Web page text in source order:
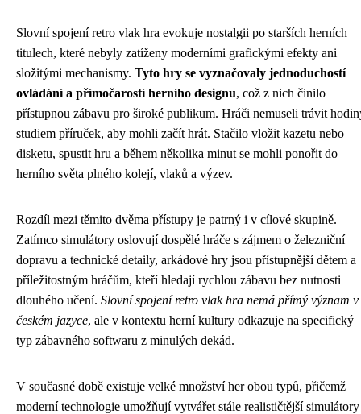
Slovní spojení retro vlak hra evokuje nostalgii po starších herních
titulech, které nebyly zatíženy moderními grafickými efekty ani
složitými mechanismy. Tyto hry se vyznačovaly jednoduchostí
ovládání a přímočarostí herního designu, což z nich činilo
přístupnou zábavu pro široké publikum. Hráči nemuseli trávit
studiem příruček, aby mohli začít hrát. Stačilo vložit kazetu nebo
disketu, spustit hru a během několika minut se mohli ponořit do
herního světa plného kolejí, vlaků a výzev.
Rozdíl mezi těmito dvěma přístupy je patrný i v cílové skupině.
Zatímco simulátory oslovují dospělé hráče s zájmem o železniční
dopravu a technické detaily, arkádové hry jsou přístupnější dětem a
příležitostným hráčům, kteří hledají rychlou zábavu bez nutnosti
dlouhého učení. Slovní spojení retro vlak hra nemá přímý význam v
českém jazyce, ale v kontextu herní kultury odkazuje na specifický
typ zábavného softwaru z minulých dekád.
V současné době existuje velké množství her obou typů, přičemž
moderní technologie umožňují vytvářet stále realističtější simulátory